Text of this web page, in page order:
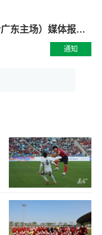
通知
关于第43届省港杯足球赛（第一回合广东主场）媒体报名的通知